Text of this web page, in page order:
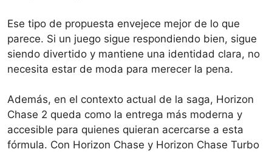
Ese tipo de propuesta envejece mejor de lo que
parece. Si un juego sigue respondiendo bien, sigue
siendo divertido y mantiene una identidad clara, no
necesita estar de moda para merecer la pena.
Además, en el contexto actual de la saga, Horizon
Chase 2 queda como la entrega más moderna y
accesible para quienes quieran acercarse a esta
fórmula. Con Horizon Chase y Horizon Chase Turbo